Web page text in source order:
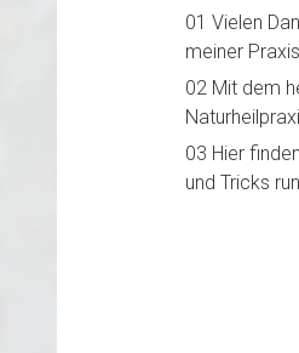
01 Vielen
meiner
02 Mit dem
03 Hier
und Tricks